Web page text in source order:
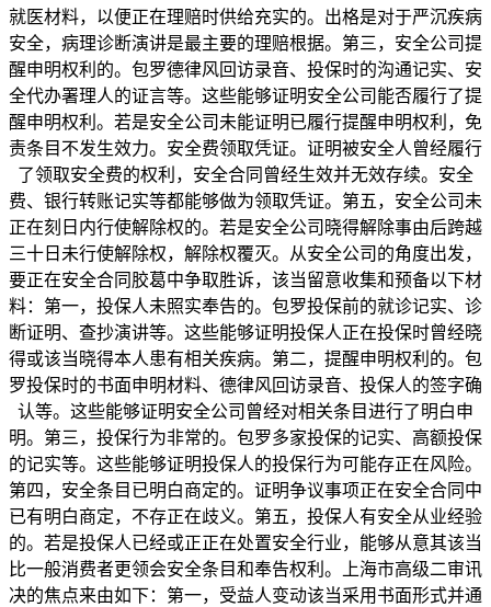
就医材料，以便正在理赔时供给充实的。出格是对于严沉疾病
安全，病理诊断演讲是最主要的理赔根据。第三，安全公司提
醒申明权利的。包罗德律风回访录音、投保时的沟通记实、安
全代办署理人的证言等。这些能够证明安全公司能否履行了提
醒申明权利。若是安全公司未能证明已履行提醒申明权利，免
责条目不发生效力。安全费领取凭证。证明被安全人曾经履行
了领取安全费的权利，安全合同曾经生效并无效存续。安全
费、银行转账记实等都能够做为领取凭证。第五，安全公司未
正在刻日内行使解除权的。若是安全公司晓得解除事由后跨越
三十日未行使解除权，解除权覆灭。从安全公司的角度出发，
要正在安全合同胶葛中争取胜诉，该当留意收集和预备以下材
料：第一，投保人未照实奉告的。包罗投保前的就诊记实、诊
断证明、查抄演讲等。这些能够证明投保人正在投保时曾经晓
得或该当晓得本人患有相关疾病。第二，提醒申明权利的。包
罗投保时的书面申明材料、德律风回访录音、投保人的签字确
认等。这些能够证明安全公司曾经对相关条目进行了明白申
明。第三，投保行为非常的。包罗多家投保的记实、高额投保
的记实等。这些能够证明投保人的投保行为可能存正在风险。
第四，安全条目已明白商定的。证明争议事项正在安全合同中
已有明白商定，不存正在歧义。第五，投保人有安全从业经验
的。若是投保人已经或正正在处置安全行业，能够从意其该当
比一般消费者更领会安全条目和奉告权利。上海市高级二审讯
决的焦点来由如下：第一，受益人变动该当采用书面形式并通